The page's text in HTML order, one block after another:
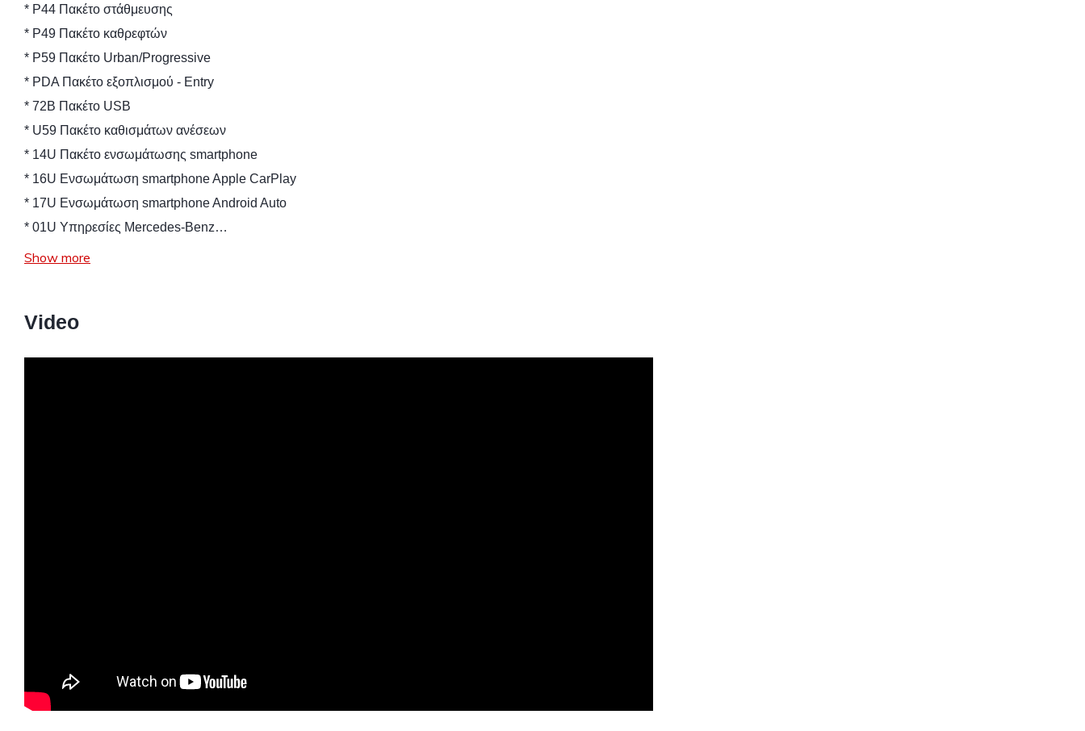
* P44 Πακέτο στάθμευσης
* P49 Πακέτο καθρεφτών
* P59 Πακέτο Urban/Progressive
* PDA Πακέτο εξοπλισμού - Entry
* 72B Πακέτο USB
* U59 Πακέτο καθισμάτων ανέσεων
* 14U Πακέτο ενσωμάτωσης smartphone
* 16U Ενσωμάτωση smartphone Apple CarPlay
* 17U Ενσωμάτωση smartphone Android Auto
* 01U Υπηρεσίες Mercedes-Benz…
Show more
Video